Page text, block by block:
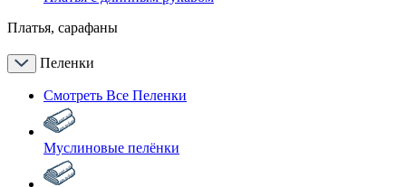
Платья, сарафаны
Пеленки
Смотреть Все Пеленки
Муслиновые пелёнки